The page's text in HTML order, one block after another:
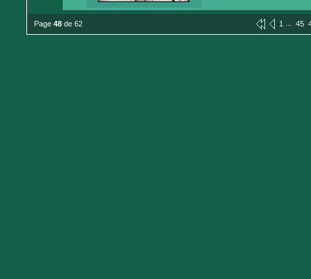
Page 48 de 62 1 ... 45